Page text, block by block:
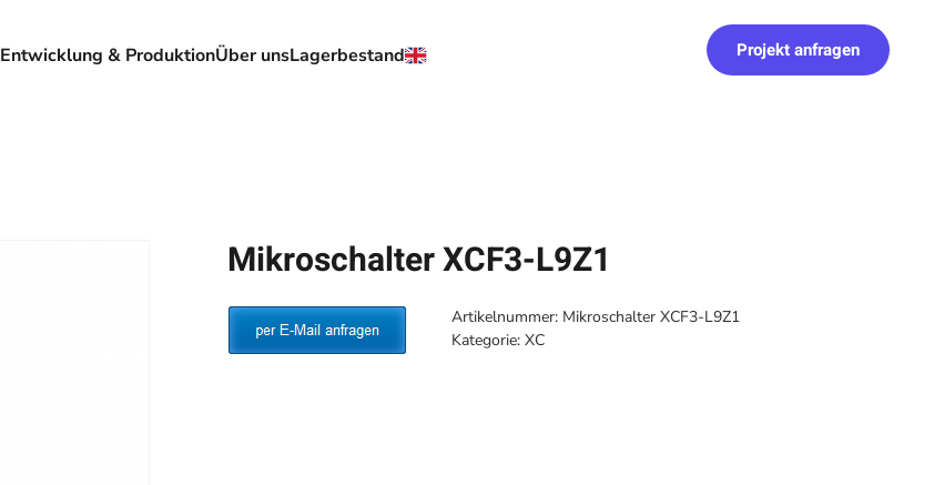
Entwicklung & ProduktionÜber unsLagerbestand Projekt anfragen
Mikroschalter XCF3-L9Z1
Artikelnummer: Mikroschalter XCF3-L9Z1
Kategorie: XC